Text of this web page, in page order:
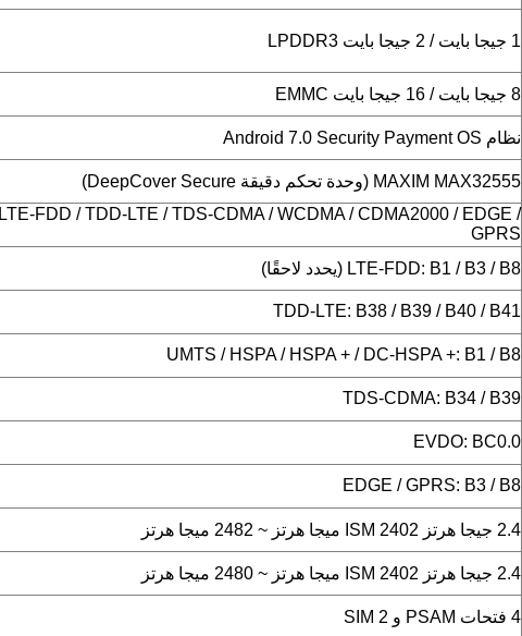
1 جيجا بايت / 2 جيجا بايت LPDDR3
8 جيجا بايت / 16 جيجا بايت EMMC
نظام Android 7.0 Security Payment OS
MAXIM MAX32555 (وحدة تحكم دقيقة DeepCover Secure)
LTE-FDD / TDD-LTE / TDS-CDMA / WCDMA / CDMA2000 / EDGE /
GPRS
LTE-FDD: B1 / B3 / B8 (يحدد لاحقًا)
TDD-LTE: B38 / B39 / B40 / B41
UMTS / HSPA / HSPA + / DC-HSPA +: B1 / B8
TDS-CDMA: B34 / B39
EVDO: BC0.0
EDGE / GPRS: B3 / B8
2.4 جيجا هرتز ISM 2402 ميجا هرتز ~ 2482 ميجا هرتز
2.4 جيجا هرتز ISM 2402 ميجا هرتز ~ 2480 ميجا هرتز
4 فتحات PSAM و 2 SIM